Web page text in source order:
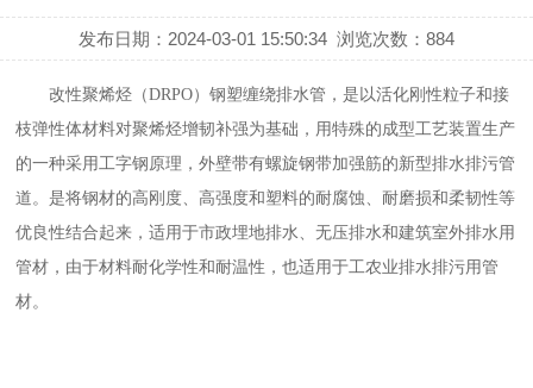
发布日期：2024-03-01 15:50:34 浏览次数：884
改性聚烯烃（DRPO）钢塑缠绕排水管，是以活化刚性粒子和接
枝弹性体材料对聚烯烃增韧补强为基础，用特殊的成型工艺装置生产
的一种采用工字钢原理，外壁带有螺旋钢带加强筋的新型排水排污管
道。是将钢材的高刚度、高强度和塑料的耐腐蚀、耐磨损和柔韧性等
优良性结合起来，适用于市政埋地排水、无压排水和建筑室外排水用
管材，由于材料耐化学性和耐温性，也适用于工农业排水排污用管
材。